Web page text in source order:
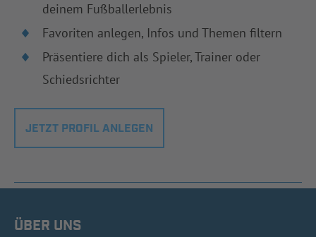
deinem Fußballerlebnis
Favoriten anlegen, Infos und Themen filtern
Präsentiere dich als Spieler, Trainer oder
Schiedsrichter
JETZT PROFIL ANLEGEN
ÜBER UNS